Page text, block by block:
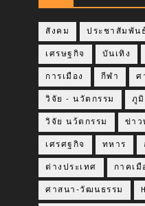
สังคม ประชาสัมพัน
เศรษฐกิจ บันเทิง
การเมือง กีฬา ศ
วิจัย - นวัตกรรม ภู
วิจัย นว้ตกรรม ข่าว
เศรศฐกิจ ทหาร
ต่างประเทศ กาคเมื
ศาสนา-วัฒนธรรม